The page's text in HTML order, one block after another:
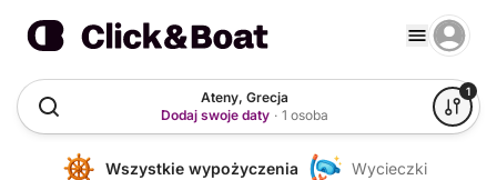
Ateny, Grecja
Dodaj swoje daty · 1 osoba
1
Wszystkie wypożyczenia Wycieczki